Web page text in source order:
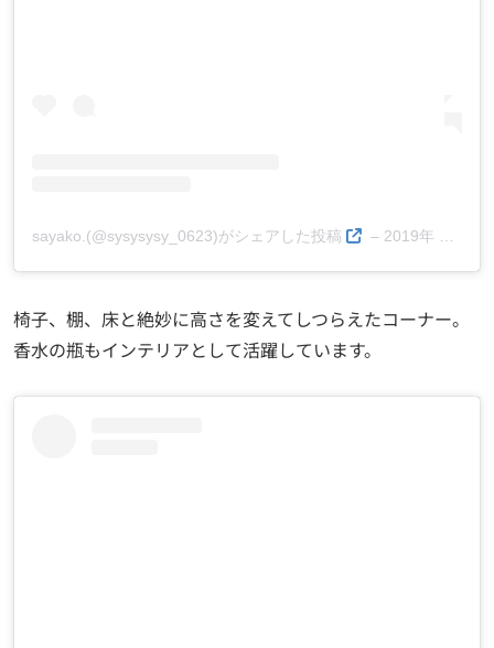
sayako.(@sysysysy_0623)がシェアした投稿 – 2019年 8月月19日午後8時04分PDT
椅子、棚、床と絶妙に高さを変えてしつらえたコーナー。
香水の瓶もインテリアとして活躍しています。